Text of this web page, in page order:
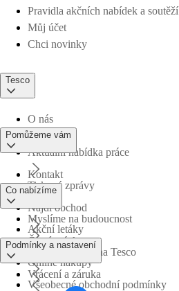
Pravidla akčních nabídek a soutěží
Můj účet
Chci novinky
Tesco
O nás
Aktuální nabídka práce
Tiskové zprávy
Myslíme na budoucnost
Obchodní skupina Tesco
Pomůžeme vám
Kontakt
Najdi obchod
Časté otázky
Vrácení a záruka
Co nabízíme
Akční letáky
Online nákupy
Podmínky a nastavení
Všeobecné obchodní podmínky